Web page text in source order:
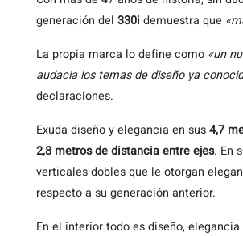
generación del 330i demuestra que
La propia marca lo define como «un
audacia los temas de diseño ya
declaraciones.
Exuda diseño y elegancia en sus4,7
2,8 metros de distancia entre ejes. En
verticales dobles que le otorgan
respecto a su generación anterior.
En el interior todo es diseño,